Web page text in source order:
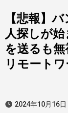
【悲報】
人探しが
を送るも
リモート
2024年10月16日